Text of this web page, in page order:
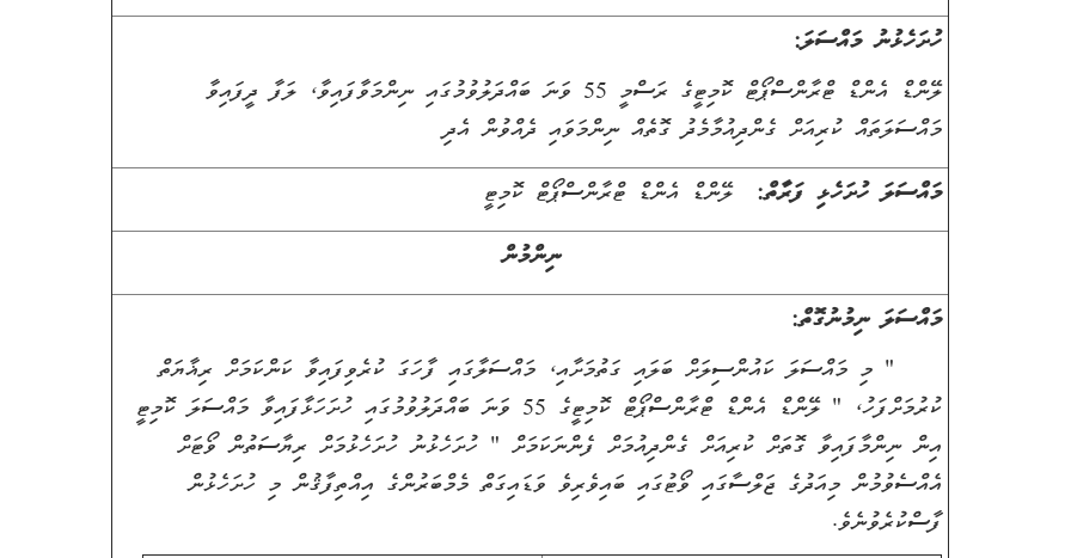
ހުށަހެޅުނު މައްސަލަ:
ލޭންޑް އެންޑް ޓްރާންސްޕޯޓް ކޮމިޓީގެ ރަސްމީ 55 ވަނަ ބައްދަލުވުމުގައި ނިންމަވާފައިވާ، ލަފާ ދީފައިވާ
މައްސަލަތައް ކުރިއަށް ގެންދިއުމާމެދު ގޮތެއް ނިންމަވައި ދެއްވުން އެދި
މައްސަލަ ހުށަހެޅި ފަރާތް:
ލޭންޑް އެންޑް ޓްރާންސްޕޯޓް ކޮމިޓީ
ނިންމުން
މައްސަލަ ނިމުނުގޮތް:
" މި މައްސަލަ ކައުންސިލަށް ބަލައި ގަތުމަށާއި، މައްސަލާގައި ފާހަގަ ކުރެވިފައިވާ ކަންކަމަށް ރިޣާޔަތް
ކުރުމަށްފަހު، " ލޭންޑް އެންޑް ޓްރާންސްޕޯޓް ކޮމިޓީގެ 55 ވަނަ ބައްދަލުވުމުގައި ހުށަހަޅާފައިވާ މައްސަލަ ކޮމިޓީ
އިން ނިންމާފައިވާ ގޮތަށް ކުރިއަށް ގެންދިއުމަށް ފެންނަކަމަށް " ހުށަހެޅުނު ހުށަހެޅުމަށް ރިޔާސަތުން ވޯޓަށް
އެއްސެވުމުން މިއަދުގެ ޖަލްސާގައި ވޯޓުގައި ބައިވެރިވެ ވަޑައިގަތް މެމްބަރުންގެ އިއްތިފާޤުން މި ހުށަހެޅުން
ފާސްކުރެވުނެވެ.